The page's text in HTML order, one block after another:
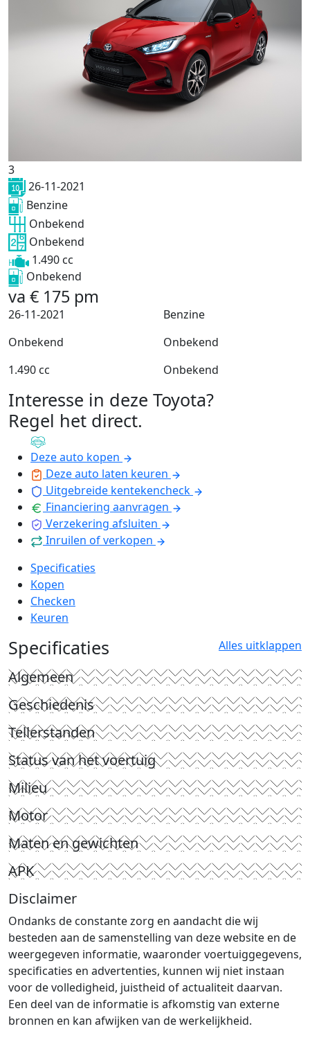
3
26-11-2021
Benzine
Onbekend
Onbekend
1.490 cc
Onbekend
va € 175 pm
26-11-2021
Benzine
Onbekend
Onbekend
1.490 cc
Onbekend
Interesse in deze Toyota?
Regel het direct.
Deze auto kopen
Deze auto laten keuren
Uitgebreide kentekencheck
Financiering aanvragen
Verzekering afsluiten
Inruilen of verkopen
Specificaties
Kopen
Checken
Keuren
Specificaties Alles uitklappen
Algemeen
Geschiedenis
Tellerstanden
Status van het voertuig
Milieu
Motor
Maten en gewichten
APK
Disclaimer
Ondanks de constante zorg en aandacht die wij
besteden aan de samenstelling van deze website en de
weergegeven informatie, waaronder voertuiggegevens,
specificaties en advertenties, kunnen wij niet instaan
voor de volledigheid, juistheid of actualiteit daarvan.
Een deel van de informatie is afkomstig van externe
bronnen en kan afwijken van de werkelijkheid.